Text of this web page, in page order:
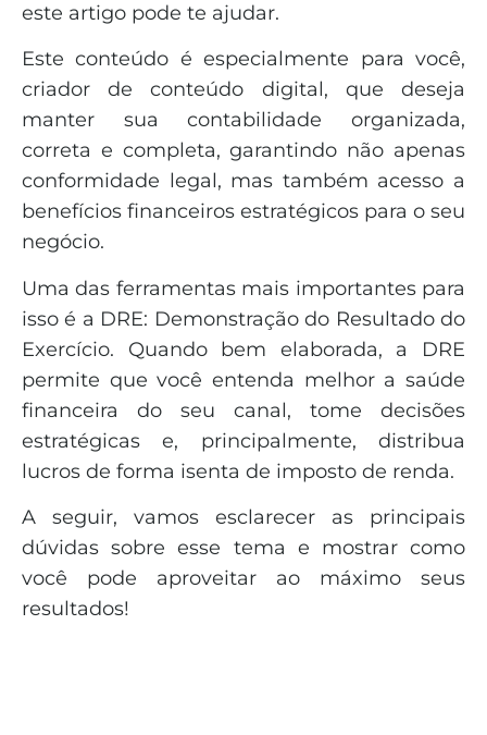
este artigo pode te ajudar.
Este conteúdo é especialmente para você,
criador de conteúdo digital, que deseja
manter sua contabilidade organizada,
correta e completa, garantindo não apenas
conformidade legal, mas também acesso a
benefícios financeiros estratégicos para o seu
negócio.
Uma das ferramentas mais importantes para
isso é a DRE: Demonstração do Resultado do
Exercício. Quando bem elaborada, a DRE
permite que você entenda melhor a saúde
financeira do seu canal, tome decisões
estratégicas e, principalmente, distribua
lucros de forma isenta de imposto de renda.
A seguir, vamos esclarecer as principais
dúvidas sobre esse tema e mostrar como
você pode aproveitar ao máximo seus
resultados!